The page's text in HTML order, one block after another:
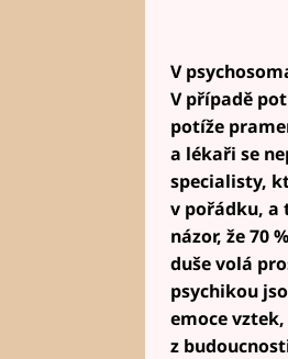
V
V případě
potíže
a lékaři se
specialisty,
v pořádku, a
názor, že 70
duše volá
psychikou
emoce
z